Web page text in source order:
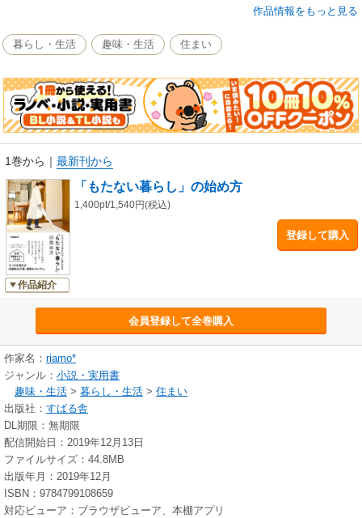
月間100万PV長期達成、ブログ「やさしい時間と、もたない暮らし」で10
ブログでは、日々少しずつモノを処分し、モノに囲まれた暮らしから「も
たない暮らし」に移行する過程をリアルタイムでつづってきた。現在は、
片づければいいか。具体的で「今日すぐに試せる」アイデアを提供してい
る。
本書では、「もたない暮らし」を始めるためのスモールステップを提案。
モノさえ減れば収納術は不要、掃除もカンタン。ものぐささんこそ、もた
ない暮らしです！
作品情報をもっと見る
暮らし・生活 趣味・生活 住まい
1巻から ｜ 最新刊から
作品紹介
「もたない暮らし」の始め方
1,400pt/1,540円(税込)
登録して購入
会員登録して全巻購入
作家名： riamo*
ジャンル： 小説・実用書
趣味・生活 > 暮らし・生活 > 住まい
出版社： すばる舎
DL期限：無期限
配信開始日：2019年12月13日
ファイルサイズ：44.8MB
出版年月：2019年12月
ISBN：9784799108659
対応ビューア：ブラウザビューア、本棚アプリ